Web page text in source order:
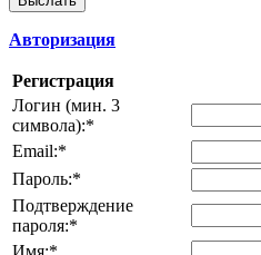
Авторизация
Регистрация
Логин (мин. 3
символа):*
Email:*
Пароль:*
Подтверждение
пароля:*